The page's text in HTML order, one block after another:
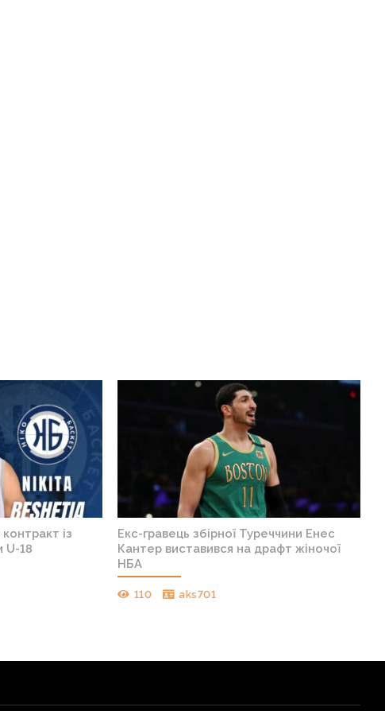
із
U-18
Екс-гравець збірної Туреччини Енес
Кантер виставився на драфт жіночої
НБА
110 aks701